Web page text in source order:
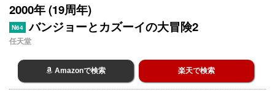
2000年 (19周年)
N64 バンジョーとカズーイの大冒険2
任天堂
Amazonで検索 楽天で検索